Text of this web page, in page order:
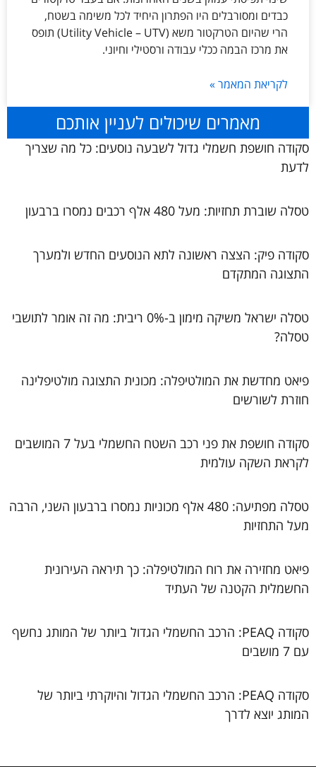
כבדים ומסורבלים היו הפתרון היחיד לכל משימה בשטח,
הרי שהיום הטרקטור משא (Utility Vehicle – UTV) תופס
את מרכז הבמה ככלי עבודה ורסטילי וחיוני.
לקריאת המאמר »
מאמרים שיכולים לעניין אותכם
סקודה חושפת חשמלי גדול לשבעה נוסעים: כל מה שצריך
לדעת
טסלה שוברת תחזיות: מעל 480 אלף רכבים נמסרו ברבעון
סקודה פיק: הצצה ראשונה לתא הנוסעים החדש ולמערך
התצוגה המתקדם
טסלה ישראל משיקה מימון ב-0% ריבית: מה זה אומר לתושבי
טסלה?
פיאט מחדשת את המולטיפלה: מכונית התצוגה מולטיפלינה
חוזרת לשורשים
סקודה חושפת את פני רכב השטח החשמלי בעל 7 המושבים
לקראת השקה עולמית
טסלה מפתיעה: 480 אלף מכוניות נמסרו ברבעון השני, הרבה
מעל התחזיות
פיאט מחזירה את רוח המולטיפלה: כך תיראה העירונית
החשמלית הקטנה של העתיד
סקודה PEAQ: הרכב החשמלי הגדול ביותר של המותג נחשף
עם 7 מושבים
סקודה PEAQ: הרכב החשמלי הגדול והיוקרתי ביותר של
המותג יוצא לדרך